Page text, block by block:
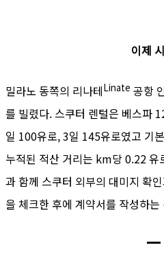
이제
밀라노 동쪽의 리나테Linate 공항
를 빌렸다. 스쿠터 렌털은 베스파
일 100유로, 3일 145유로였고 기
누적된 적산 거리는 km당 0.22 유
과 함께 스쿠터 외부의 대미지 확
을 체크한 후에 계약서를 작성하
—